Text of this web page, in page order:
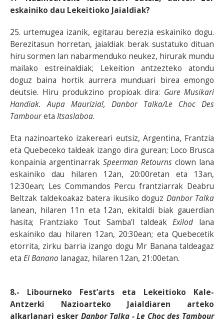
eskainiko dau Lekeitioko Jaialdiak?
25. urtemugea izanik, egitarau berezia eskainiko dogu.
Berezitasun horretan, jaialdiak berak sustatuko dituan
hiru sormen lan nabarmenduko neukez, hirurak mundu
mailako estreinaldiak; Lekeition antzezteko atondu
doguz baina hortik aurrera munduari birea emongo
deutsie. Hiru produkzino propioak dira: Gure Musikari
Handiak. Aupa Maurizia!, Danbor Talka/Le Choc Des
Tamboureta Itsaslaboa.
Eta nazinoarteko izakereari eutsiz, Argentina, Frantzia
eta Quebeceko taldeak izango dira gurean; Loco Brusca
konpainia argentinarrak Speerman Retourns clown lana
eskainiko dau hilaren 12an, 20:00retan eta 13an,
12:30ean; Les Commandos Percu frantziarrak Deabru
Beltzak taldekoakaz batera ikusiko doguz Danbor Talka
lanean, hilaren 11n eta 12an, ekitaldi biak gauerdian
hasita; Frantziako Tout Samba'l taldeakExilod lana
eskainiko dau hilaren 12an, 20:30ean; eta Quebecetik
etorrita, zirku barria izango dogu Mr Banana taldeagaz
eta El Banano lanagaz, hilaren 12an, 21:00etan.
8.- Libourneko Fest’arts eta Lekeitioko Kale-
Antzerki Nazioarteko Jaialdiaren arteko
alkarlanari esker Danbor Talka - Le Choc des Tambour